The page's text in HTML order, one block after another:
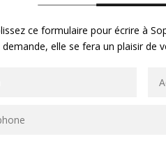
ce formulaire pour écrire à
demande, elle se fera un plaisir de